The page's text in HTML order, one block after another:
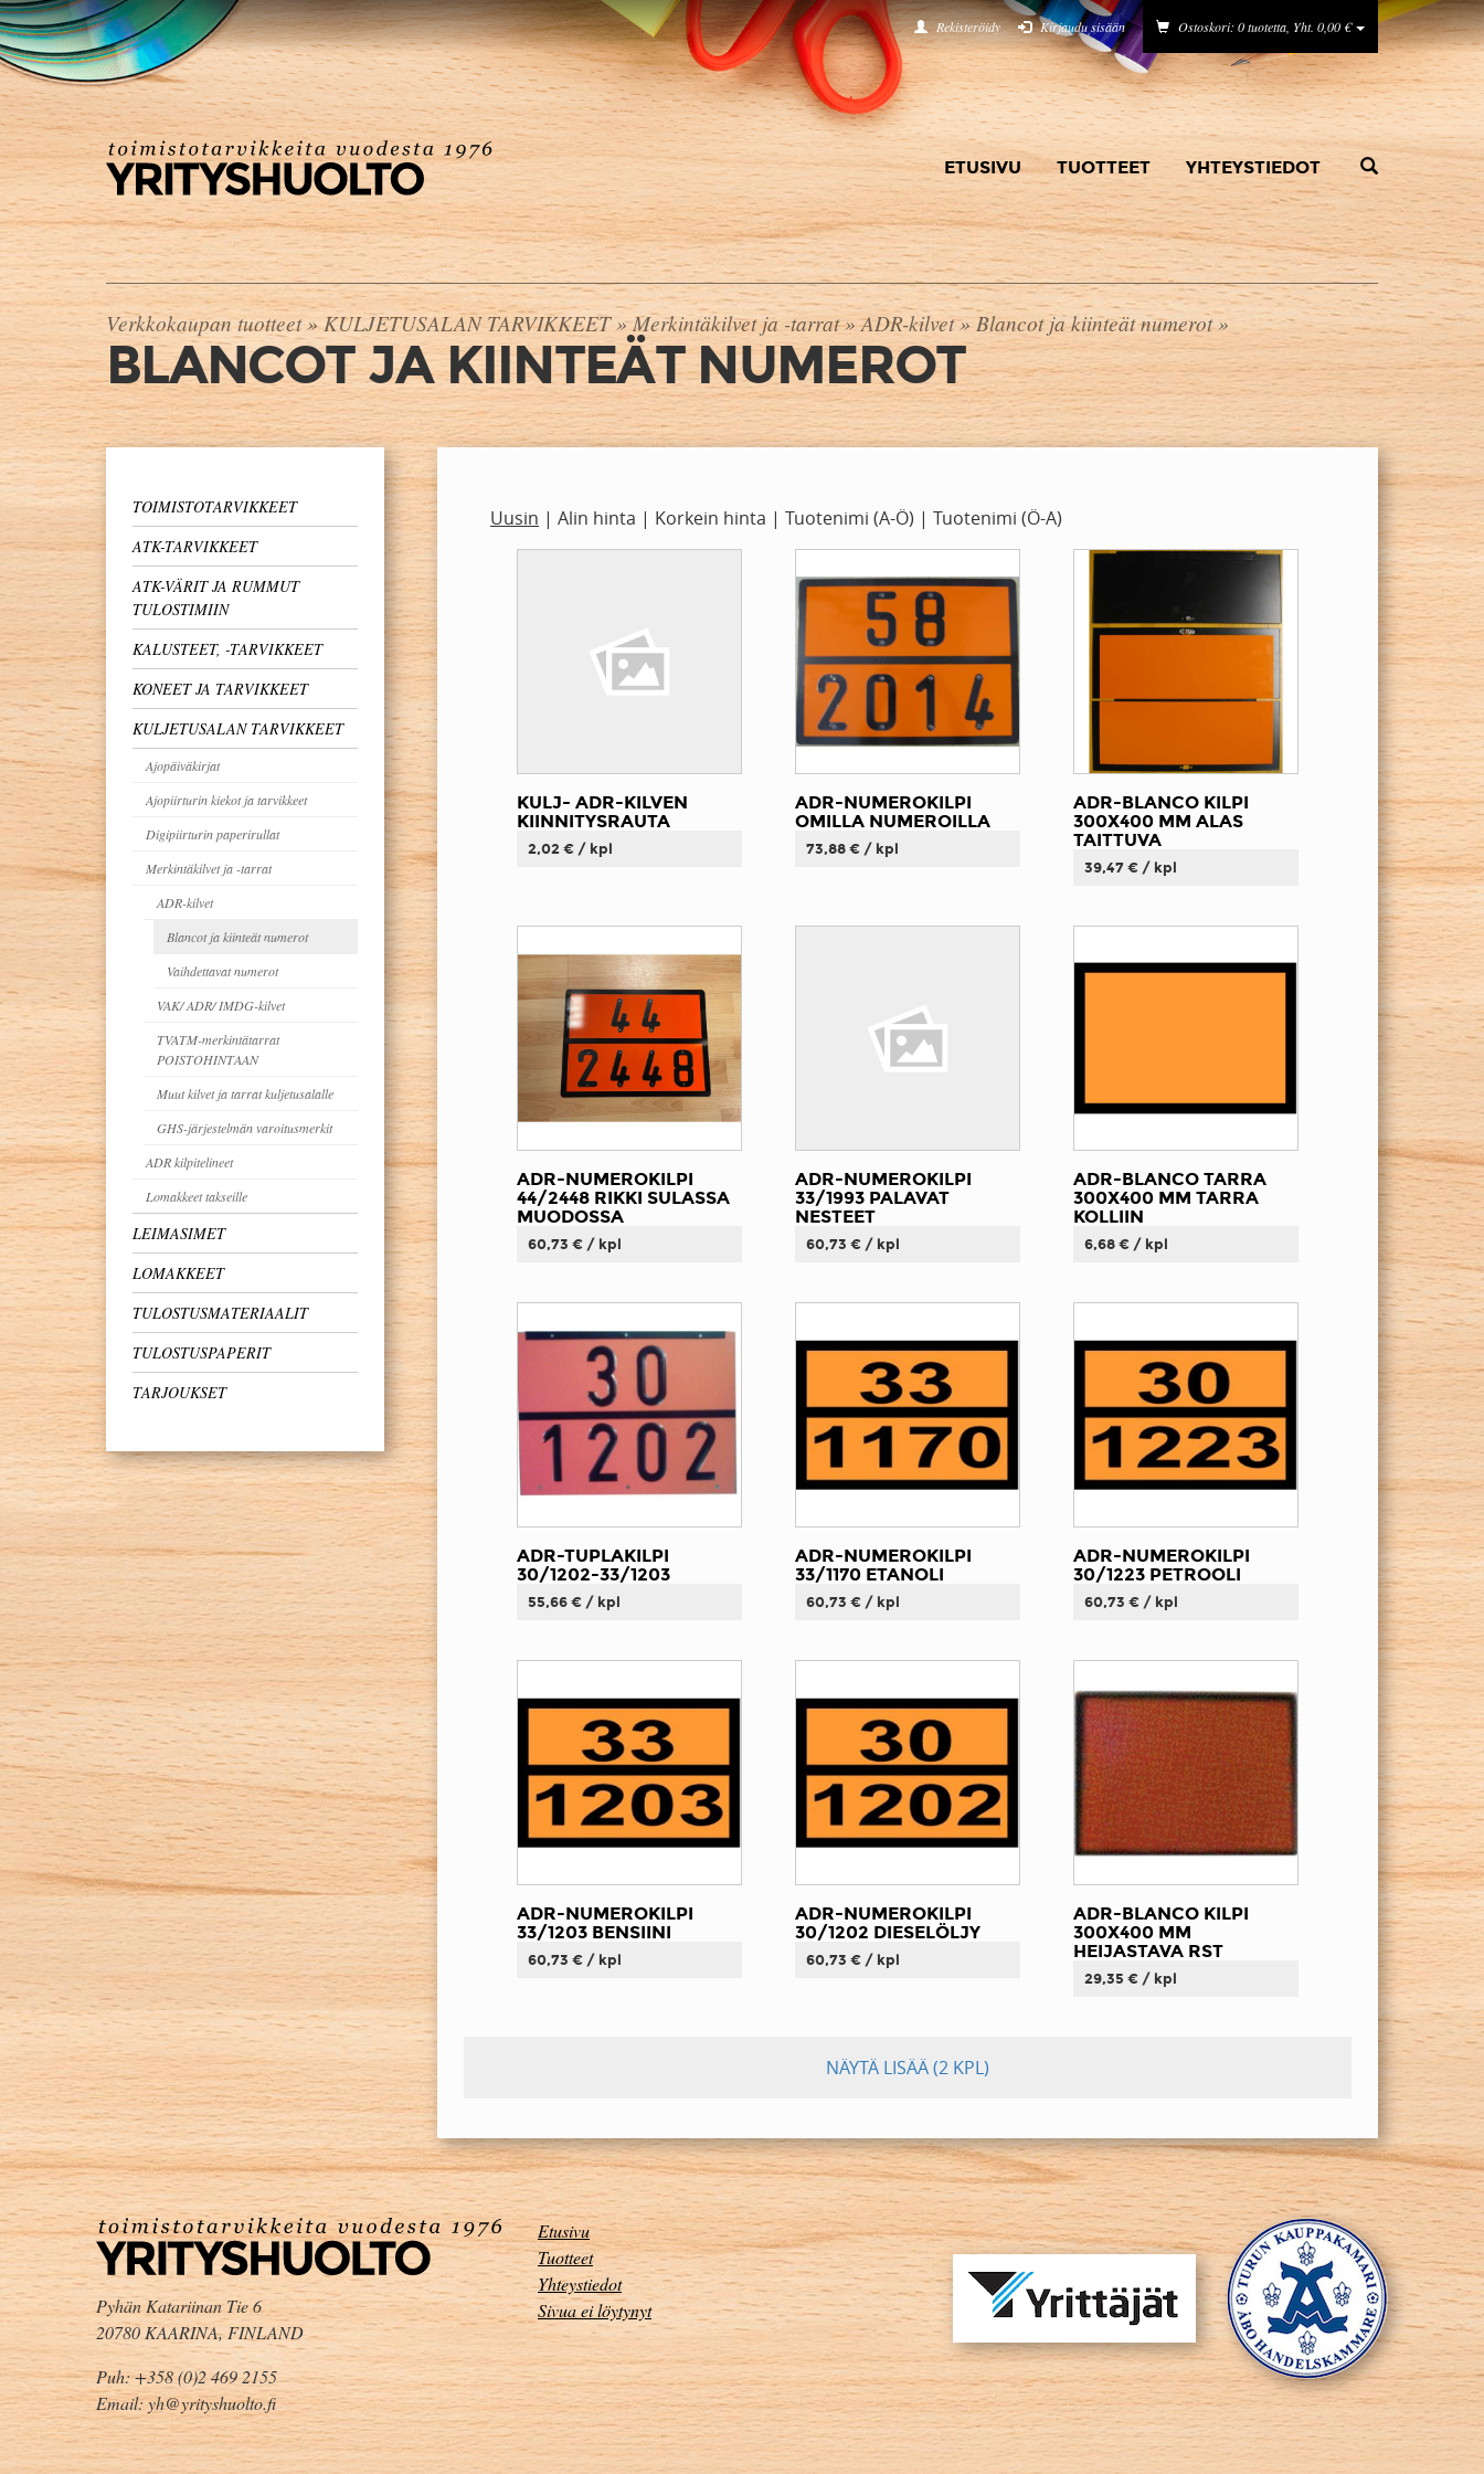
Rekisteröidy Kirjaudu sisään Ostoskori: 0 tuotetta, Yht. 0,00 €
ETUSIVU TUOTTEET YHTEYSTIEDOT
Verkkokaupan tuotteet»KULJETUSALAN TARVIKKEET»Merkintäkilvet ja -tarrat»ADR-kilvet»Blancot ja kiinteät numerot»
BLANCOT JA KIINTEÄT NUMEROT
TOIMISTOTARVIKKEET
ATK-TARVIKKEET
ATK-VÄRIT JA RUMMUT
TULOSTIMIIN
KALUSTEET, -TARVIKKEET
KONEET JA TARVIKKEET
KULJETUSALAN TARVIKKEET
Ajopäiväkirjat
Ajopiirturin kiekot ja tarvikkeet
Digipiirturin paperirullat
Merkintäkilvet ja -tarrat
ADR-kilvet
Blancot ja kiinteät numerot
Vaihdettavat numerot
VAK/ ADR/ IMDG-kilvet
TVATM-merkintätarrat
POISTOHINTAAN
Muut kilvet ja tarrat kuljetusalalle
GHS-järjestelmän varoitusmerkit
ADR kilpitelineet
Lomakkeet takseille
LEIMASIMET
LOMAKKEET
TULOSTUSMATERIAALIT
TULOSTUSPAPERIT
TARJOUKSET
Uusin | Alin hinta | Korkein hinta | Tuotenimi (A-Ö) | Tuotenimi (Ö-A)
KULJ- ADR-KILVEN
KIINNITYSRAUTA
2,02 € / kpl
ADR-NUMEROKILPI
OMILLA NUMEROILLA
73,88 € / kpl
ADR-BLANCO KILPI
300X400 MM ALAS
TAITTUVA
39,47 € / kpl
ADR-NUMEROKILPI
44/2448 RIKKI SULASSA
MUODOSSA
60,73 € / kpl
ADR-NUMEROKILPI
33/1993 PALAVAT
NESTEET
60,73 € / kpl
ADR-BLANCO TARRA
300X400 MM TARRA
KOLLIIN
6,68 € / kpl
ADR-TUPLAKILPI
30/1202-33/1203
55,66 € / kpl
ADR-NUMEROKILPI
33/1170 ETANOLI
60,73 € / kpl
ADR-NUMEROKILPI
30/1223 PETROOLI
60,73 € / kpl
ADR-NUMEROKILPI
33/1203 BENSIINI
60,73 € / kpl
ADR-NUMEROKILPI
30/1202 DIESELÖLJY
60,73 € / kpl
ADR-BLANCO KILPI
300X400 MM
HEIJASTAVA RST
29,35 € / kpl
NÄYTÄ LISÄÄ(2 KPL)
Pyhän Katariinan Tie 6
20780 KAARINA, FINLAND
Puh: +358 (0)2 469 2155
Email: yh@yrityshuolto.fi
Etusivu
Tuotteet
Yhteystiedot
Sivua ei löytynyt